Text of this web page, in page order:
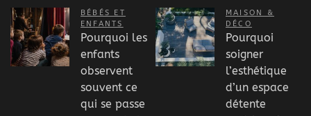
BÉBÉS ET
ENFANTS
Pourquoi les
enfants
observent
souvent ce
qui se passe
MAISON &
DÉCO
Pourquoi
soigner
l’esthétique
d’un espace
détente